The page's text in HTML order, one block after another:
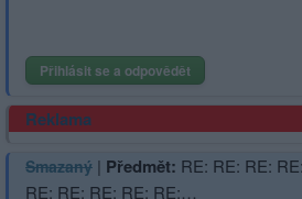
Přihlásit se a odpovědět
Reklama
Smazaný | Předmět: RE: RE: RE:
RE: RE: RE: RE: RE:…